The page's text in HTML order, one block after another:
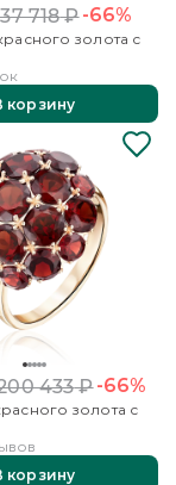
718₽-66%
золота с
корзину
433₽-66%
золота с
корзину